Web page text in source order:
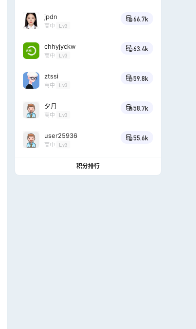
jpdn
高中 Lv3
66.7k
chhyjyckw
高中 Lv3
63.4k
ztssi
高中 Lv3
59.8k
夕月
高中 Lv3
58.7k
user25936
高中 Lv3
55.6k
积分排行